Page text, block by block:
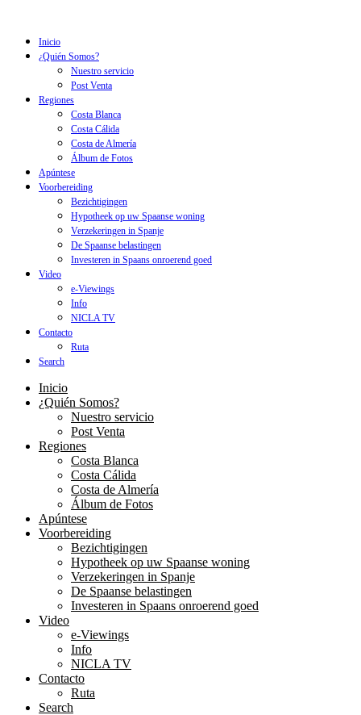
Inicio
¿Quién Somos?
Nuestro servicio
Post Venta
Regiones
Costa Blanca
Costa Cálida
Costa de Almería
Álbum de Fotos
Apúntese
Voorbereiding
Bezichtigingen
Hypotheek op uw Spaanse woning
Verzekeringen in Spanje
De Spaanse belastingen
Investeren in Spaans onroerend goed
Video
e-Viewings
Info
NICLA TV
Contacto
Ruta
Search
Inicio
¿Quién Somos?
Nuestro servicio
Post Venta
Regiones
Costa Blanca
Costa Cálida
Costa de Almería
Álbum de Fotos
Apúntese
Voorbereiding
Bezichtigingen
Hypotheek op uw Spaanse woning
Verzekeringen in Spanje
De Spaanse belastingen
Investeren in Spaans onroerend goed
Video
e-Viewings
Info
NICLA TV
Contacto
Ruta
Search